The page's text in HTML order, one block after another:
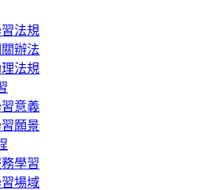
法規
辦法
法規
意義
願景
學習
場域